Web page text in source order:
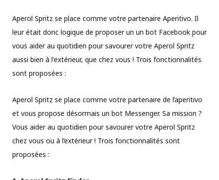
Aperol Spritz se place comme votre partenaire Aperitivo. Il
leur était donc logique de proposer un un bot Facebook pour
vous aider au quotidien pour savourer votre Aperol Spritz
aussi bien à l'extérieur, que chez vous ! Trois fonctionnalités
sont proposées :
Aperol Spritz se place comme votre partenaire de l’aperitivo
et vous propose désormais un bot Messenger. Sa mission ?
Vous aider au quotidien pour savourer votre Aperol Spritz
chez vous ou à l’extérieur ! Trois fonctionnalités sont
proposées :